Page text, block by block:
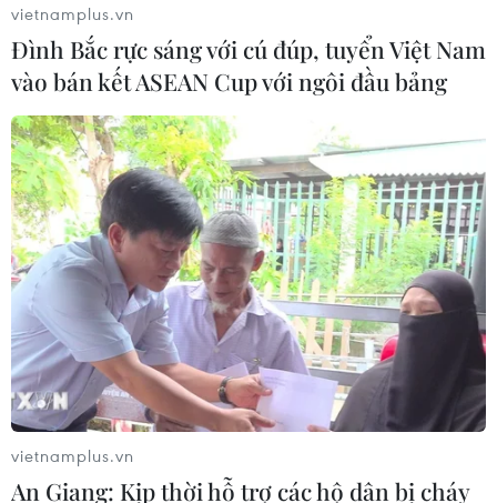
vietnamplus.vn
Đình Bắc rực sáng với cú đúp, tuyển Việt Nam
vào bán kết ASEAN Cup với ngôi đầu bảng
vietnamplus.vn
An Giang: Kịp thời hỗ trợ các hộ dân bị cháy